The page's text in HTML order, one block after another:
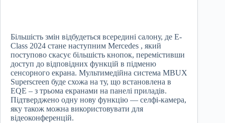
Більшість змін відбудеться всередині салону, де E-
Class 2024 стане наступним Mercedes , який
поступово скасує більшість кнопок, перемістивши
доступ до відповідних функцій в підменю
сенсорного екрана. Мультимедійна система MBUX
Superscreen буде схожа на ту, що встановлена ​​в
EQE – з трьома екранами на панелі приладів.
Підтверджено одну нову функцію — селфі-камера,
яку також можна використовувати для
відеоконференцій.